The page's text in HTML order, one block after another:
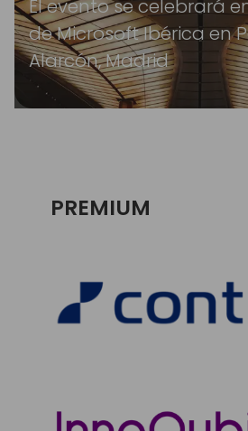
El evento se celebrará
de Microsoft Ibérica en
Alarcón, Madrid
PREMIUM